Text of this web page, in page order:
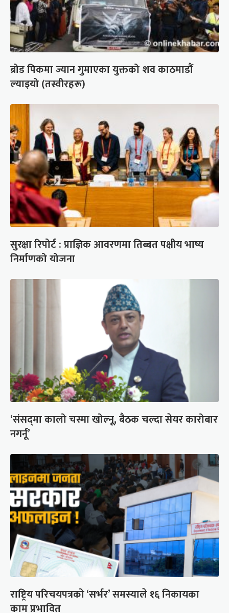
ब्रोड पिकमा ज्यान गुमाएका युक्तको शव काठमाडौं
ल्याइयो (तस्वीरहरू)
सुरक्षा रिपोर्ट : प्राज्ञिक आवरणमा तिब्बत पक्षीय भाष्य
निर्माणको योजना
‘संसद्‍मा कालो चस्मा खोल्नू, बैठक चल्दा सेयर कारोबार
नगर्नू’
राष्ट्रिय परिचयपत्रको ‘सर्भर’ समस्याले १६ निकायका
काम प्रभावित